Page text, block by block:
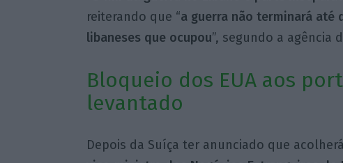
reiterando que “a guerra não terminará
libaneses que ocupou”, segundo a agência
Bloqueio dos EUA aos
levantado
Depois da Suíça ter anunciado que